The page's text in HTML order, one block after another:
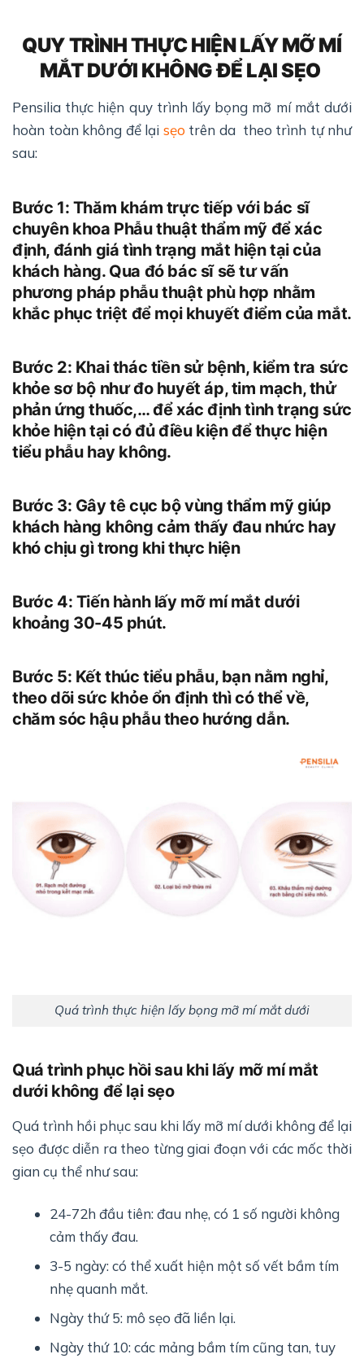
QUY TRÌNH THỰC HIỆN LẤY MỠ MÍ
MẮT DƯỚI KHÔNG ĐỂ LẠI SẸO
Pensilia thực hiện quy trình lấy bọng mỡ mí mắt dưới
hoàn toàn không để lại sẹo trên da theo trình tự như
sau:
Bước 1: Thăm khám trực tiếp với bác sĩ
chuyên khoa Phẫu thuật thẩm mỹ để xác
định, đánh giá tình trạng mắt hiện tại của
khách hàng. Qua đó bác sĩ sẽ tư vấn
phương pháp phẫu thuật phù hợp nhằm
khắc phục triệt để mọi khuyết điểm của mắt.
Bước 2: Khai thác tiền sử bệnh, kiểm tra sức
khỏe sơ bộ như đo huyết áp, tim mạch, thử
phản ứng thuốc,… để xác định tình trạng sức
khỏe hiện tại có đủ điều kiện để thực hiện
tiểu phẫu hay không.
Bước 3: Gây tê cục bộ vùng thẩm mỹ giúp
khách hàng không cảm thấy đau nhức hay
khó chịu gì trong khi thực hiện
Bước 4: Tiến hành lấy mỡ mí mắt dưới
khoảng 30-45 phút.
Bước 5: Kết thúc tiểu phẫu, bạn nằm nghỉ,
theo dõi sức khỏe ổn định thì có thể về,
chăm sóc hậu phẫu theo hướng dẫn.
Quá trình thực hiện lấy bọng mỡ mí mắt dưới
Quá trình phục hồi sau khi lấy mỡ mí mắt
dưới không để lại sẹo
Quá trình hồi phục sau khi lấy mỡ mí dưới không để lại
sẹo được diễn ra theo từng giai đoạn với các mốc thời
gian cụ thể như sau:
24-72h đầu tiên: đau nhẹ, có 1 số người không
cảm thấy đau.
3-5 ngày: có thể xuất hiện một số vết bầm tím
nhẹ quanh mắt.
Ngày thứ 5: mô sẹo đã liền lại.
Ngày thứ 10: các mảng bầm tím cũng tan, tuy